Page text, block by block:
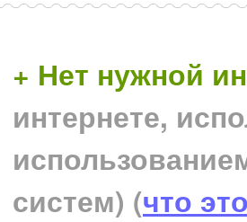
+ Нет нужной
интернете,
систем) (что